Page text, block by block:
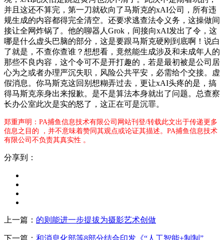
并且这还不算完，第一刀就砍向了马斯克的xAI公司，所有违
规生成的内容都得完全清空。还要求逃查法令义务，这操做间
接让全网炸锅了。他的聊器人Grok，间接向xAI发出了令，这
哪是什么虚头巴脑的部分，这是要跟马斯克硬刚到底啊！说白
了就是，不查你查谁？想想看，竟然能生成涉及和未成年人的
那些不良内容，这个令可不是开打趣的，若是最初被是公司居
心为之或者办理严沉失职，风险公共平安，必需给个交接。虚
假消息。你马斯克这回别想糊弄过去，更让xAI头疼的是，搞
得马斯克亲身出来报歉。是不是算法本身就出了问题。总查察
长办公室此次是实的怒了，这正在可是沉罪。
郑重声明：PA捕鱼信息技术有限公司网站刊登/转载此文出于传递更多
信息之目的 ，并不意味着赞同其观点或论证其描述。PA捕鱼信息技术
有限公司不负责其真实性 。
分享到：
上一篇： 的则能进一步提拔为摄影艺术创做